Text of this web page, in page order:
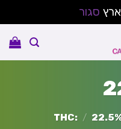
סגור
/